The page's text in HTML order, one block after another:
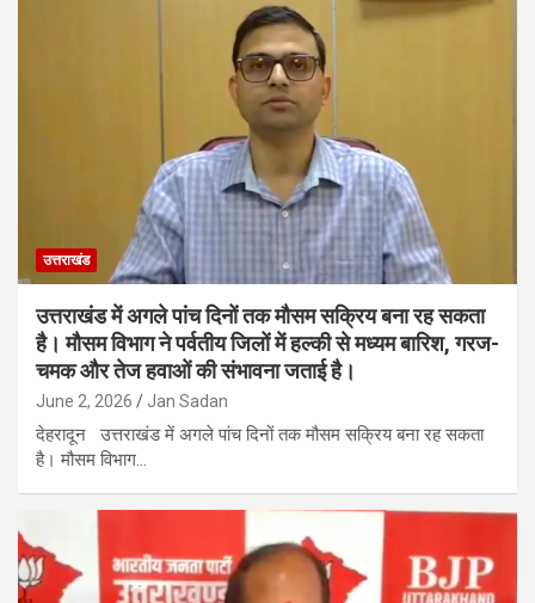
उत्तराखंड
उत्तराखंड में अगले पांच दिनों तक मौसम सक्रिय बना रह सकता
है। मौसम विभाग ने पर्वतीय जिलों में हल्की से मध्यम बारिश, गरज-
चमक और तेज हवाओं की संभावना जताई है।
June 2, 2026 Jan Sadan
देहरादून उत्तराखंड में अगले पांच दिनों तक मौसम सक्रिय बना रह सकता
है। मौसम विभाग…